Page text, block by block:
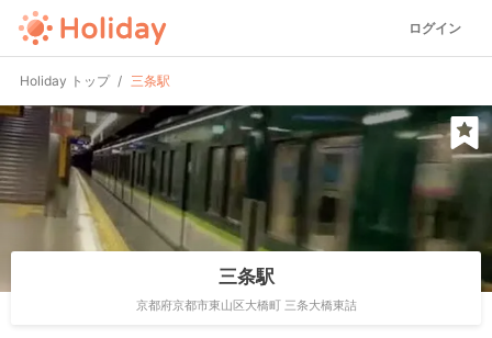
ログイン
Holiday トップ 三条駅
三条駅
京都府京都市東山区大橋町 三条大橋東詰